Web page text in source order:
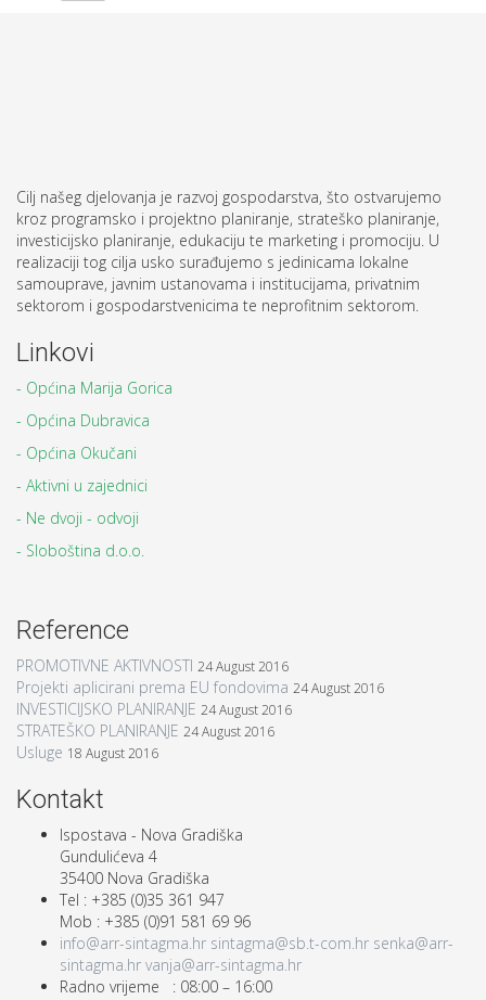
Cilj našeg djelovanja je razvoj gospodarstva, što ostvarujemo
kroz programsko i projektno planiranje, strateško planiranje,
investicijsko planiranje, edukaciju te marketing i promociju. U
realizaciji tog cilja usko surađujemo s jedinicama lokalne
samouprave, javnim ustanovama i institucijama, privatnim
sektorom i gospodarstvenicima te neprofitnim sektorom.
Linkovi
- Općina Marija Gorica
- Općina Dubravica
- Općina Okučani
- Aktivni u zajednici
- Ne dvoji - odvoji
- Sloboština d.o.o.
Reference
PROMOTIVNE AKTIVNOSTI 24 August 2016
Projekti aplicirani prema EU fondovima 24 August 2016
INVESTICIJSKO PLANIRANJE 24 August 2016
STRATEŠKO PLANIRANJE 24 August 2016
Usluge 18 August 2016
Kontakt
Ispostava - Nova Gradiška
Gundulićeva 4
35400 Nova Gradiška
Tel : +385 (0)35 361 947
Mob : +385 (0)91 581 69 96
info@arr-sintagma.hr sintagma@sb.t-com.hr senka@arr-
sintagma.hr vanja@arr-sintagma.hr
Radno vrijeme : 08:00 – 16:00